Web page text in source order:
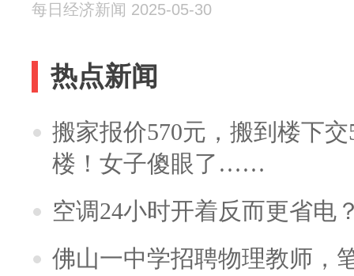
每日经济新闻 2025-05-30
热点新闻
搬家报价570元，搬到楼下
楼！女子傻眼了……
空调24小时开着反而更省电
佛山一中学招聘物理教师，